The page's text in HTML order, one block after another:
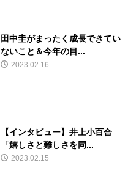
田中圭がまったく成長できてい
ないこと＆今年の目...
2023.02.16
【インタビュー】井上小百合
「嬉しさと難しさを同...
2023.02.15